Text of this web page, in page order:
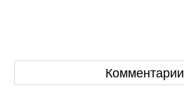
Комментарии